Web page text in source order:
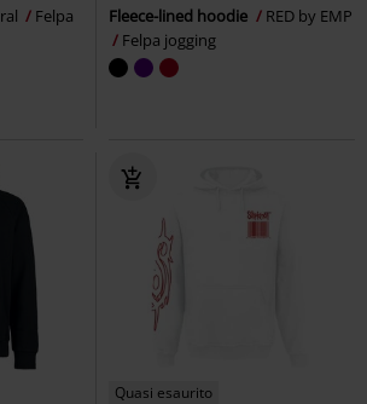
Felpa
Fleece-lined hoodie
RED by EMP
Felpa jogging
Quasi esaurito